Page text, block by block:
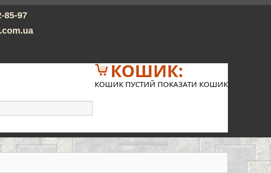
85-97
КОШИК:
КОШИК ПУСТИЙ ПОКАЗАТИ КОШИК